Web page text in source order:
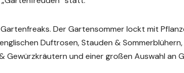
Der Gartensommer lockt mit
Duftrosen, Stauden &
Gewürzkräutern und einer großen Auswahl an